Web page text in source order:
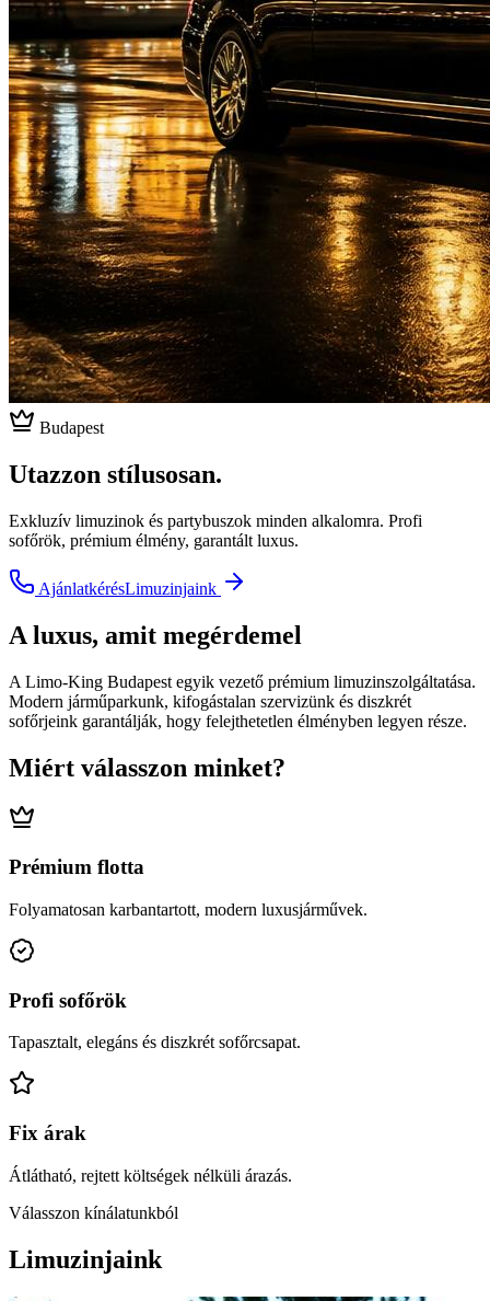
Budapest
Utazzon stílusosan.
Exkluzív limuzinok és partybuszok minden alkalomra. Profi
sofőrök, prémium élmény, garantált luxus.
AjánlatkérésLimuzinjaink
A luxus, amit megérdemel
A Limo-King Budapest egyik vezető prémium limuzinszolgáltatása.
Modern járműparkunk, kifogástalan szervizünk és diszkrét
sofőrjeink garantálják, hogy felejthetetlen élményben legyen része.
Miért válasszon minket?
Prémium flotta
Folyamatosan karbantartott, modern luxusjárművek.
Profi sofőrök
Tapasztalt, elegáns és diszkrét sofőrcsapat.
Fix árak
Átlátható, rejtett költségek nélküli árazás.
Válasszon kínálatunkból
Limuzinjaink